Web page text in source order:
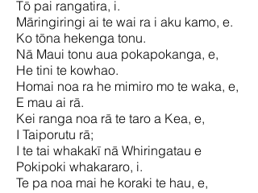
Tō pai rangatira, i.
Māringiringi ai te wai ra i aku kamo, e.
Ko tōna hekenga tonu.
Nā Maui tonu aua pokapokanga, e,
He tini te kowhao.
Homai noa ra he mimiro mo te waka, e,
E mau ai rā.
Kei ranga noa rā te taro a Kea, e,
I Taiporutu rā;
I te tai whakakī nā Whiringatau e
Pokipoki whakararo, i.
Te pa noa mai he koraki te hau, e,